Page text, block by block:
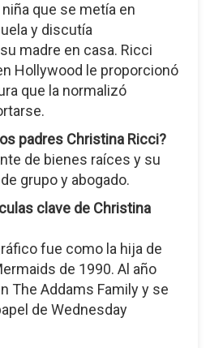
que se metía en
y discutía
madre en casa. Ricci
Hollywood le proporcionó
que la normalizó
padres Christina Ricci?
de bienes raíces y su
grupo y abogado.
clave de Christina
fue como la hija de
de 1990. Al año
The Addams Family y se
de Wednesday